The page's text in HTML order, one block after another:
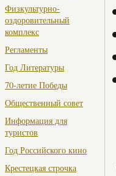
Физкультурно-
оздоровительный
комплекс
Регламенты
Год Литературы
70-летие Победы
Общественный совет
Информация для
туристов
Год Российского кино
Крестецкая строчка